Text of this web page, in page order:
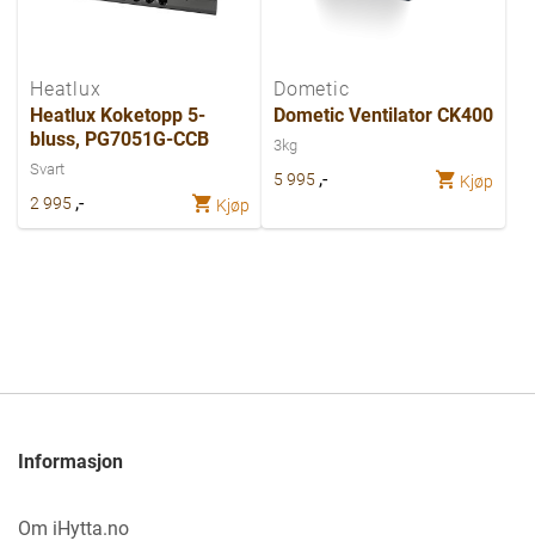
Heatlux
Heatlux Koketopp 5-
bluss, PG7051G-CCB
Svart
2 995 ,- Kjøp
Dometic
Dometic Ventilator CK400
3kg
5 995 ,- Kjøp
Informasjon
Om iHytta.no